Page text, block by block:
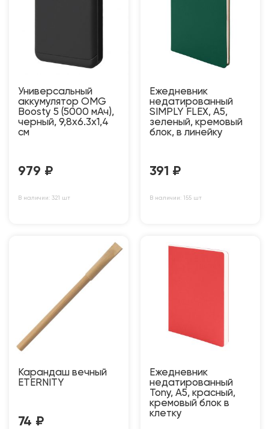
Универсальный
аккумулятор OMG
Boosty 5 (5000 мАч),
черный, 9,8х6.3х1,4
см
979 ₽
В наличии: 321 шт
Ежедневник
недатированный
SIMPLY FLEX, А5,
зеленый, кремовый
блок, в линейку
391 ₽
В наличии: 155 шт
Карандаш вечный
ETERNITY
74 ₽
Ежедневник
недатированный
Tony, А5, красный,
кремовый блок в
клетку